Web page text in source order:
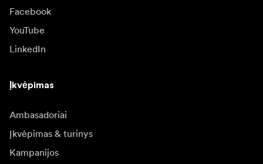
Facebook
YouTube
LinkedIn
Įkvėpimas
Ambasadoriai
Įkvėpimas & turinys
Kampanijos